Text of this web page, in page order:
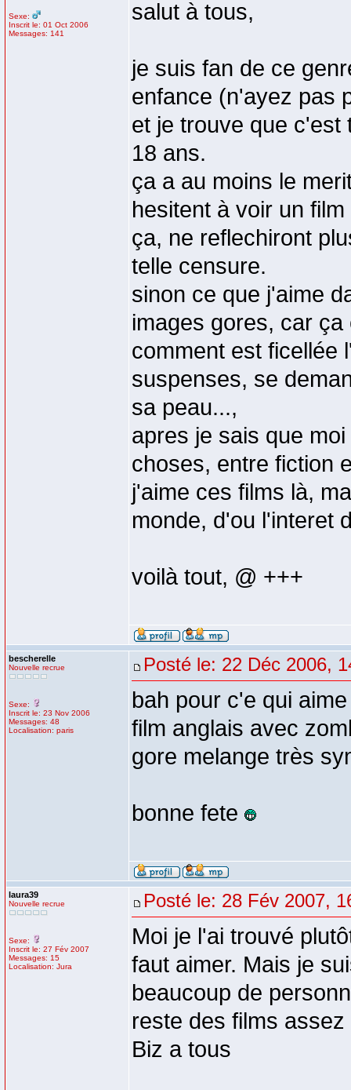
Sexe:
Inscrit le: 01 Oct 2006
Messages: 141
salut à tous,
je suis fan de ce
enfance (n'ayez pas
et je trouve que c'est
18 ans.
ça a au moins le
hesitent à voir un
ça, ne reflechiront
telle censure.
sinon ce que j'aime
images gores, car
comment est ficellée
suspenses, se
sa peau...,
apres je sais que
choses, entre fiction
j'aime ces films là,
monde, d'ou l'interet
voilà tout, @ +++
bescherelle
Nouvelle recrue
Sexe:
Inscrit le: 23 Nov 2006
Messages: 48
Localisation: paris
Posté le: 22 Déc 2006,
bah pour c'e qui
film anglais avec
gore melange très
bonne fete
laura39
Nouvelle recrue
Sexe:
Inscrit le: 27 Fév 2007
Messages: 15
Localisation: Jura
Posté le: 28 Fév 2007,
Moi je l'ai trouvé
faut aimer. Mais je
beaucoup de
reste des films
Biz a tous